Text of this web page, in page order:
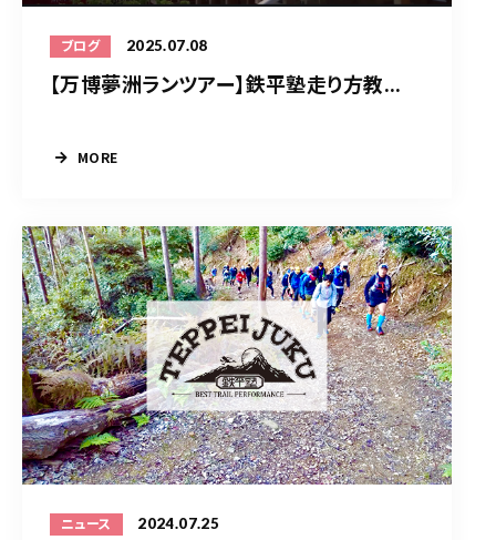
ブログ 2025.07.08
【万博夢洲ランツアー】鉄平塾走り方教...
MORE
ニュース 2024.07.25